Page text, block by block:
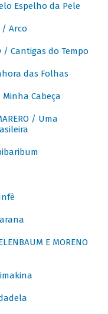
Espelho da Pele
/ Arco
/ Cantigas do Tempo
das Folhas
Minha Cabeça
/ Uma
E MORENO